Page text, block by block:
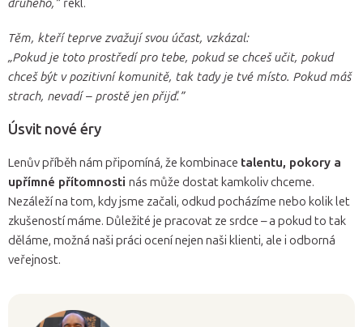
druhého,” řekl.
Těm, kteří teprve zvažují svou účast, vzkázal:
„Pokud je toto prostředí pro tebe, pokud se chceš učit, pokud
chceš být v pozitivní komunitě, tak tady je tvé místo. Pokud máš
strach, nevadí – prostě jen přijď.”
Úsvit nové éry
Lenův příběh nám připomíná, že kombinace talentu, pokory a
upřímné přítomnosti nás může dostat kamkoliv chceme.
Nezáleží na tom, kdy jsme začali, odkud pocházíme nebo kolik let
zkušeností máme. Důležité je pracovat ze srdce – a pokud to tak
děláme, možná naši práci ocení nejen naši klienti, ale i odborná
veřejnost.